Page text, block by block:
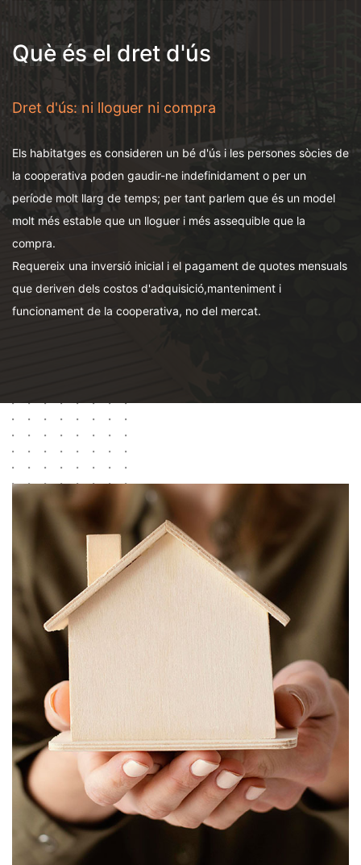
MATÍS
Què és el dret d'ús
Dret d'ús: ni lloguer ni compra
Els habitatges es consideren un bé d'ús i les persones sòcies de
la cooperativa poden gaudir-ne indefinidament o per un
període molt llarg de temps; per tant parlem que és un model
molt més estable que un lloguer i més assequible que la
compra.
Requereix una inversió inicial i el pagament de quotes mensuals
que deriven dels costos d'adquisició,manteniment i
funcionament de la cooperativa, no del mercat.